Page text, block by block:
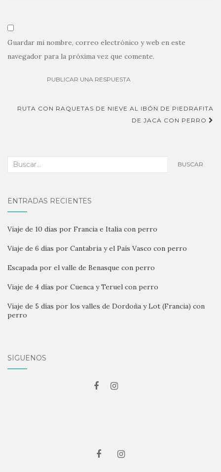
Guardar mi nombre, correo electrónico y web en este
navegador para la próxima vez que comente.
Navegación de entradas
RUTA CON RAQUETAS DE NIEVE AL IBÓN DE PIEDRAFITA
DE JACA CON PERRO
Buscar: BUSCAR
ENTRADAS RECIENTES
Viaje de 10 días por Francia e Italia con perro
Viaje de 6 días por Cantabria y el País Vasco con perro
Escapada por el valle de Benasque con perro
Viaje de 4 días por Cuenca y Teruel con perro
Viaje de 5 días por los valles de Dordoña y Lot (Francia) con
perro
SÍGUENOS